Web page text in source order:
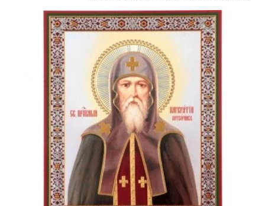
Цікавинки Погода
Екологія Регіони
Лонгріди
Відео з Youtube Статті
Інтерв'ю Думки
Вакансії
Контакти